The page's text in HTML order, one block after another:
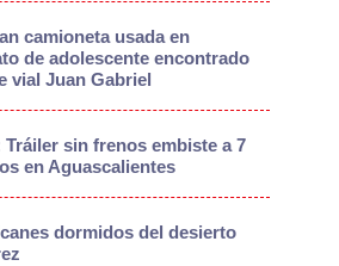
camioneta usada en
de adolescente encontrado
vial Juan Gabriel
Tráiler sin frenos embiste a 7
en Aguascalientes
dormidos del desierto